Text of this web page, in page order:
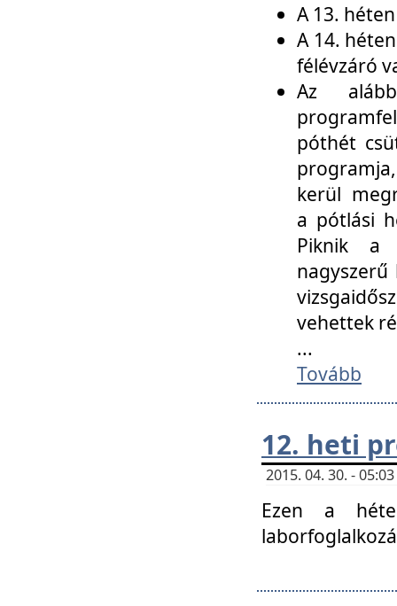
A 13.
A 14.
félévzáró
Az
póthét
kerül
a pótlási
Piknik a
vehettek
...
Tovább
12. heti
2015. 04. 30. -
Ezen a